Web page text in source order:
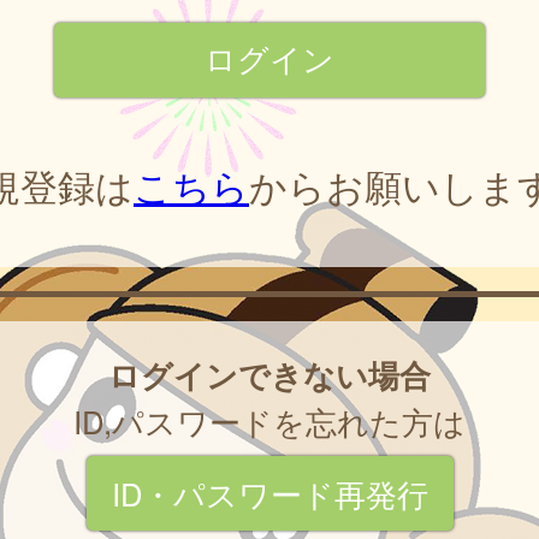
登録はこちらからお願いしま
ログインできない場合
ID,パスワードを忘れた方は
ID・パスワード再発行